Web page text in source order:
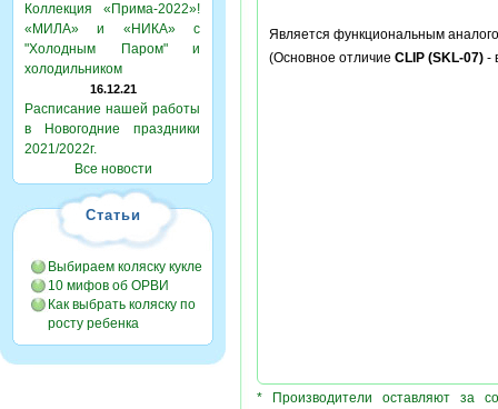
Коллекция «Прима-2022»!
«МИЛА» и «НИКА» с
"Холодным Паром" и
холодильником
16.12.21
Расписание нашей работы
в Новогодние праздники
2021/2022г.
Все новости
Статьи
Выбираем коляску кукле
10 мифов об ОРВИ
Как выбрать коляску по
росту ребенка
Является функциональным
(Основное отличие CLIP (SKL-07) -
* Производители оставляют за